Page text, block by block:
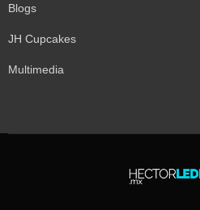
Blogs
JH Cupcakes
Multimedia